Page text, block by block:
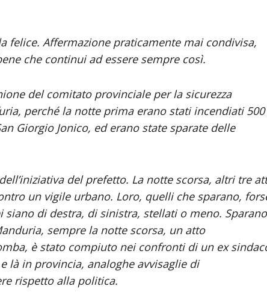
felice. Affermazione praticamente mai condivisa,
che continui ad essere sempre così.
del comitato provinciale per la sicurezza
perché la notte prima erano stati incendiati 500
Giorgio Jonico, ed erano state sparate delle
del prefetto. La notte scorsa, altri tre
un vigile urbano. Loro, quelli che sparano,
di destra, di sinistra, stellati o meno.
sempre la notte scorsa, un atto
è stato compiuto nei confronti di un ex
là in provincia, analoghe avvisaglie di
rispetto alla politica.